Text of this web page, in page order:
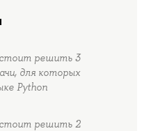
решить 3
для которых
Python
решить 2